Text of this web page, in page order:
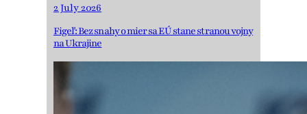
2 July 2026
Figeľ: Bez snahy o mier sa EÚ stane stranou vojny
na Ukrajine